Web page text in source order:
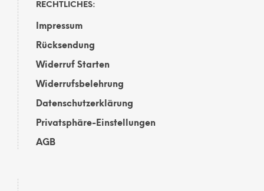
RECHTLICHES:
Impressum
Rücksendung
Widerruf Starten
Widerrufsbelehrung
Datenschutzerklärung
Privatsphäre-Einstellungen
AGB